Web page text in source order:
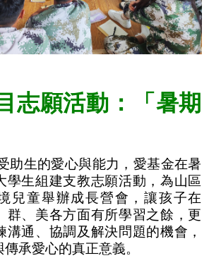
志願活動：「暑期
生的愛心與能力，愛基金在暑
學生組建支教志願活動，為山區
兒童舉辦成長營會，讓孩子在
群、美各方面有所學習之餘，更
溝通、協調及解決問題的機會，
承愛心的真正意義。